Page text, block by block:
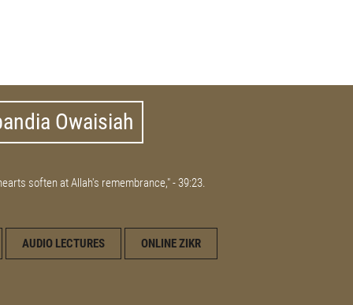
Owaisiah
soften at Allah's remembrance," - 39:23.
AUDIO LECTURES ONLINE ZIKR